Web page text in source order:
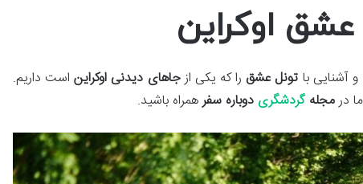
اوکراین
آشنایی با تونل عشق را که یکی ازجاهای دیدنی اوکراین است داریم.
درمجلهگردشگری دوباره سفرهمراه باشید.